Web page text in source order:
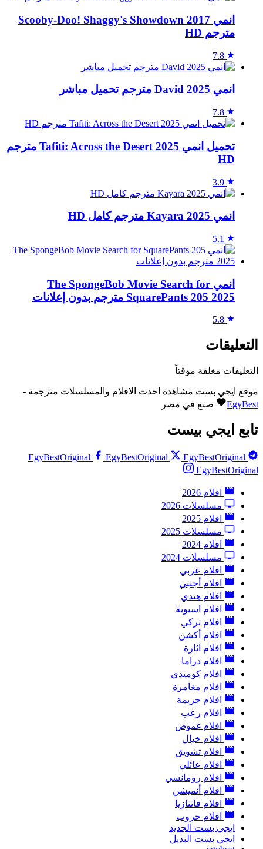
انمي Scooby-Doo! Shaggy's Showdown 2017
مترجم HD
7.8
انمي David 2025 مترجم تحميل مباشر
7.8
تحميل انمي Tafiti: Across the Desert 2025 مترجم
HD
3.9
انمي Kayara 2025 مترجم كامل HD
5.1
انمي The SpongeBob Movie Search for
SquarePants 205 2025 مترجم بدون إعلانات
5.8
التعليقات
التعليقات مغلقة مؤقتاً
موقع ايجي بست مشاهدة احدث الافلام والمسلسلات مترجمة -
EgyBest
صنع في مصر
تابع ايجي بيست
EgyBestOriginal EgyBestOriginal
EgyBestOriginal
EgyBestOriginal
افلام 2026
مسلسلات 2026
افلام 2025
مسلسلات 2025
افلام 2024
مسلسلات 2024
افلام عربي
افلام أجنبي
افلام هندي
افلام اسيوية
افلام تركي
افلام أكشن
افلام اثارة
افلام دراما
افلام كوميدي
افلام مغامرة
افلام جريمة
افلام رعب
افلام غموض
افلام خيال
افلام تشويق
افلام عائلي
افلام رومانسي
افلام أنميشن
افلام فانتازيا
افلام حروب
ايجي بست الجديد
ايجي بست البديل